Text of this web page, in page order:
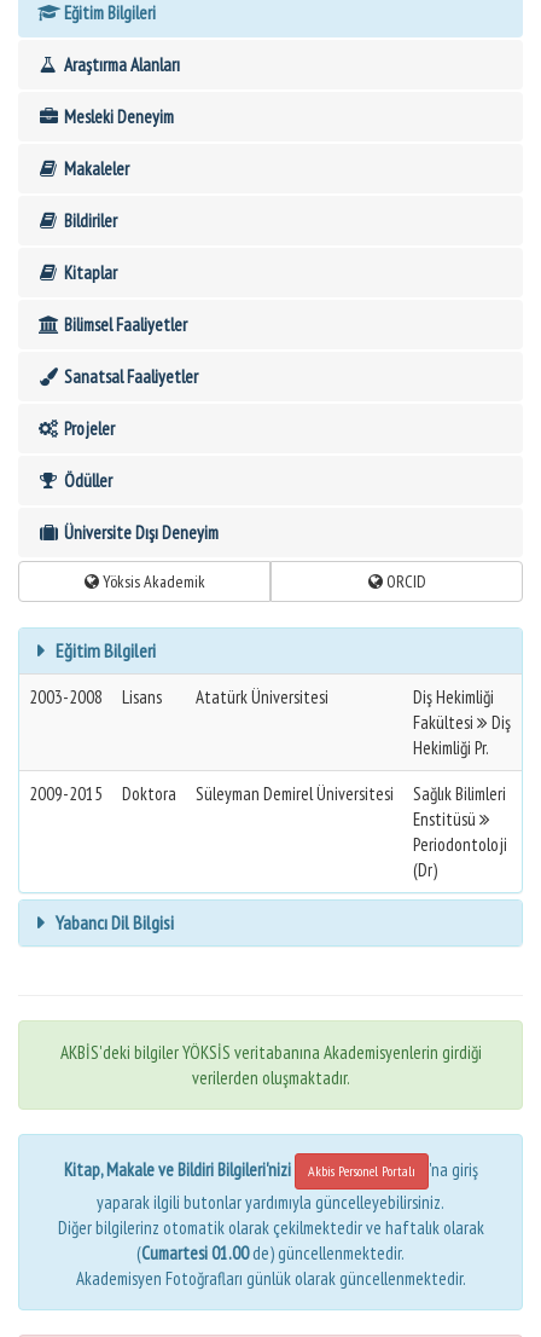
Eğitim Bilgileri
Araştırma Alanları
Mesleki Deneyim
Makaleler
Bildiriler
Kitaplar
Bilimsel Faaliyetler
Sanatsal Faaliyetler
Projeler
Ödüller
Üniversite Dışı Deneyim
Yöksis Akademik ORCID
Eğitim Bilgileri
2003-2008 Lisans Atatürk Üniversitesi
Diş Hekimliği
Fakültesi
Diş
Hekimliği Pr.
2009-2015
Doktora Süleyman Demirel Üniversitesi
Sağlık Bilimleri
Enstitüsü
Periodontoloji
(Dr)
Yabancı Dil Bilgisi
AKBİS'deki bilgiler YÖKSİS veritabanına Akademisyenlerin girdiği
verilerden oluşmaktadır.
Kitap, Makale ve Bildiri Bilgileri'nizi Akbis Personel Portalı
'na giriş
yaparak ilgili butonlar yardımıyla güncelleyebilirsiniz.
Diğer bilgilerinz otomatik olarak çekilmektedir ve haftalık olarak
(Cumartesi 01.00de) güncellenmektedir.
Akademisyen Fotoğrafları günlük olarak güncellenmektedir.